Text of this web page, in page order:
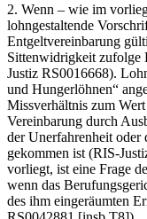
2. Wenn – wie im
lohngestaltende
Entgeltvereinbarung
Sittenwidrigkeit zufolge
Justiz RS0016668).
und Hungerlöhnen“
Missverhältnis zum
Vereinbarung durch
der Unerfahrenheit oder
gekommen ist (RIS-
vorliegt, ist eine Frage
wenn das
des ihm eingeräumten